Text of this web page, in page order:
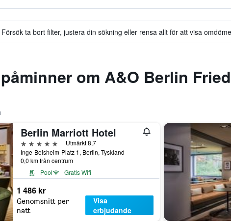
ta bort filter, justera din sökning eller rensa allt för att visa
om A&O Berlin
Berlin Marriott Hotel
5 stjärnor
Utmärkt 8,7
Inge-Beisheim-Platz 1, Berlin, Tyskland
0,0 km från centrum
Pool
Gratis Wifi
1 486 kr
Genomsnitt per
natt
Visa
erbjudande